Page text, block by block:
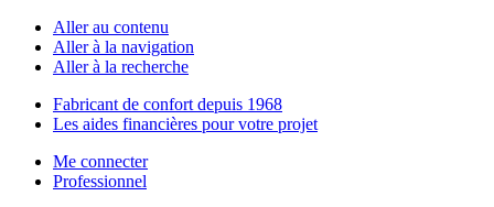
Aller au contenu
Aller à la navigation
Aller à la recherche
Fabricant de confort depuis 1968
Les aides financières pour votre projet
Me connecter
Professionnel